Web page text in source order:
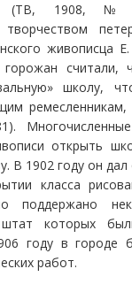
(ТВ, 1908,
живописца
горожан считали,
школу,
открыть
В 1902 году он
класса
поддержано
которых
году в городе
работ.